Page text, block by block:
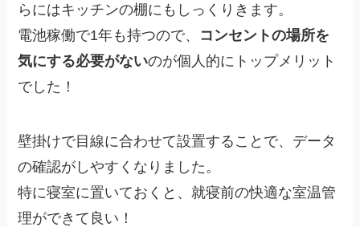
らにはキッチンの棚にもしっくりきます。
電池稼働で1年も持つので、 コンセントの場所を
気にする必要がないのが個人的にトップメリット
でした！
壁掛けで目線に合わせて設置することで、データ
の確認がしやすくなりました。
特に寝室に置いておくと、就寝前の快適な室温管
理ができて良い！